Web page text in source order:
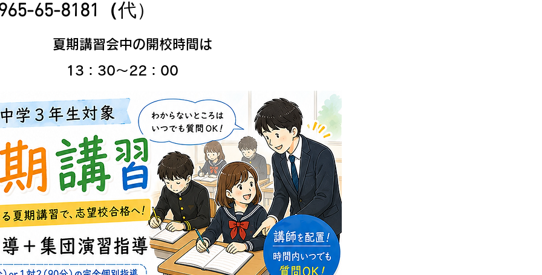
65-8181（代）
​​夏期講習会中の開校時間は
​ 13：30～22：00